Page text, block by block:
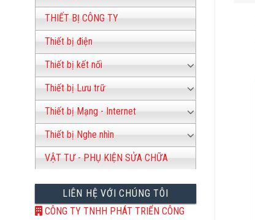
THIẾT BỊ CÔNG TY
Thiết bị điện
Thiết bị kết nối
Thiết bị Lưu trữ
Thiết bị Mạng - Internet
Thiết bị Nghe nhìn
VẬT TƯ - PHỤ KIỆN SỬA CHỮA
LIÊN HỆ VỚI CHÚNG TÔI
CÔNG TY TNHH PHÁT TRIỂN CÔNG